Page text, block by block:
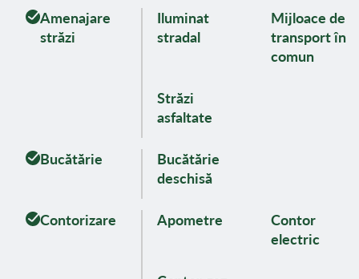
Amenajare
străzi
Iluminat
stradal
Mijloace de
transport în
comun
Străzi
asfaltate
Bucătărie
Bucătărie
deschisă
Contorizare Apometre
Contor
electric